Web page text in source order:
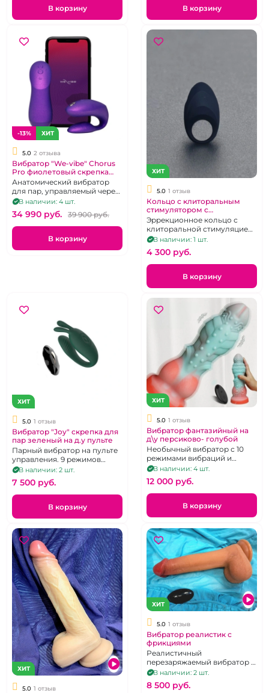
В корзину В корзину
-13% ХИТ
5.0 2 отзыва
Вибратор "We-vibe" Chorus
Pro фиолетовый скрепка
для пар
Анатомический вибратор
для пар, управляемый через
тактильный пульт и
приложение.
В наличии: 4 шт.
34 990 pуб. 39 900 pуб.
В корзину
ХИТ
5.0 1 отзыв
Кольцо с клиторальным
стимулятором с
ребрышками на д.у пульте
Эррекционное кольцо с
клиторальной стимуляцией
и пультом дистанционного
упарвления.
В наличии: 1 шт.
4 300 pуб.
В корзину
ХИТ
5.0 1 отзыв
Вибратор "Joy" скрепка для
пар зеленый на д.у пульте
Парный вибратор на пульте
управления. 9 режимов
вибрации.
В наличии: 2 шт.
7 500 pуб.
В корзину
ХИТ
5.0 1 отзыв
Вибратор фантазийный на
д\у персиково- голубой
Необычный вибратор с 10
режимами вибраций и
пультом дистанционного
управления.
В наличии: 4 шт.
12 000 pуб.
В корзину
ХИТ
5.0 1 отзыв
ХИТ
5.0 1 отзыв
Вибратор реалистик с
фрикциями
Реалистичный
перезаряжаемый вибратор -
фаллоимитатор с
поступательными
движениями с пультом
В наличии: 2 шт.
8 500 pуб.